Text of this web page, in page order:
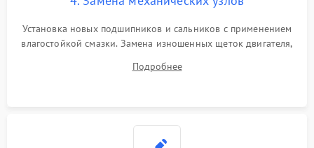
Установка новых подшипников и сальников с применением
влагостойкой смазки. Замена изношенных щеток двигателя,
или поврежденной резиновой манжеты.
Подробнее